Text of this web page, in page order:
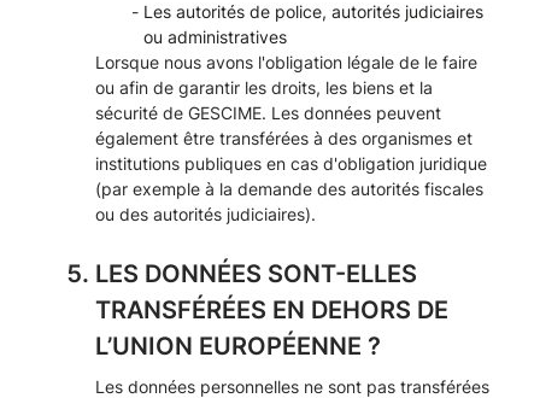
Les autorités de police, autorités judiciaires
ou administratives
Lorsque nous avons l'obligation légale de le faire
ou afin de garantir les droits, les biens et la
sécurité de GESCIME. Les données peuvent
également être transférées à des organismes et
institutions publiques en cas d'obligation juridique
(par exemple à la demande des autorités fiscales
ou des autorités judiciaires).
LES DONNÉES SONT-ELLES
TRANSFÉRÉES EN DEHORS DE
L’UNION EUROPÉENNE ?
Les données personnelles ne sont pas transférées